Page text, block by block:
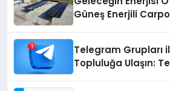
Güneş Enerjili
Telegram Grupları
Topluluğa Ulaşın: